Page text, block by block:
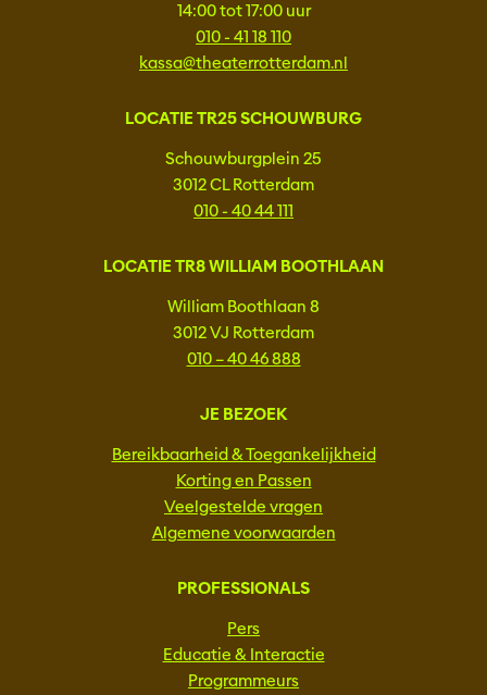
14:00 tot 17:00 uur
010 - 41 18 110
kassa@theaterrotterdam.nl
LOCATIE TR25 SCHOUWBURG
Schouwburgplein 25
3012 CL Rotterdam
010 - 40 44 111
LOCATIE TR8 WILLIAM BOOTHLAAN
William Boothlaan 8
3012 VJ Rotterdam
010 – 40 46 888
JE BEZOEK
Bereikbaarheid & Toegankelijkheid
Korting en Passen
Veelgestelde vragen
Algemene voorwaarden
PROFESSIONALS
Pers
Educatie & Interactie
Programmeurs